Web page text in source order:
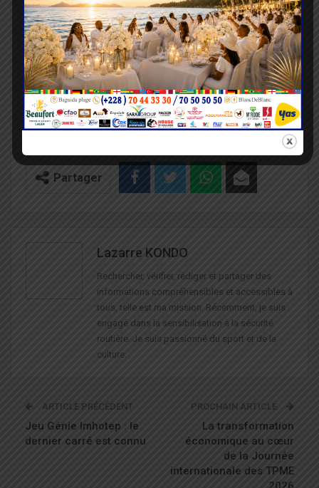
compétition qui, au-delà de la compétition,
célèbre l’intelligence collective et la promesse
d’une éducation togolaise en pleine mutation.
Rendez-vous est déjà pris pour la prochaine
édition, qui s’annonce riche en surprises et en
vocations.
Partager
Lazarre KONDO
Rechercher, vérifier, rédiger et partager des
informations compréhensibles et accessibles à
tous, telle est ma mission. Récemment, je suis
engagé dans la sensibilisation à la sécurité
routière. Je suis passionné du sport et de la
culture.
ARTICLE PRÉCÉDENT
Jeu Génie Imhotep : le
dernier carré est connu
PROCHAIN ARTICLE
La transformation
économique au cœur
de la Journée
internationale des TPME